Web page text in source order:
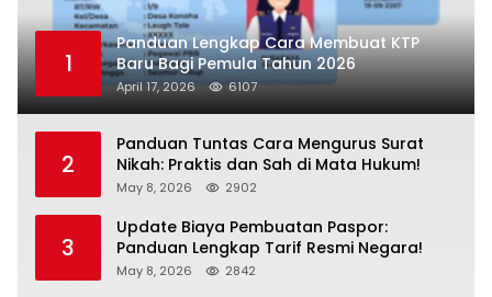
1
Panduan Lengkap Cara Membuat KTP
Baru Bagi Pemula Tahun 2026
April 17, 2026 6107
2
Panduan Tuntas Cara Mengurus Surat
Nikah: Praktis dan Sah di Mata Hukum!
May 8, 2026 2902
3
Update Biaya Pembuatan Paspor:
Panduan Lengkap Tarif Resmi Negara!
May 8, 2026 2842